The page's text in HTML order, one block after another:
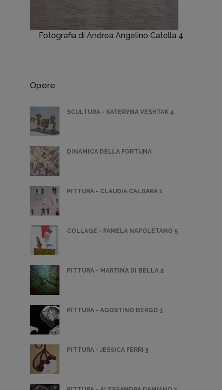
Fotografia di Andrea Angelino Catella 4
Opere
SCULTURA - KATERYNA VESHTAK 4
DINAMICA DELLA FORTUNA
PITTURA - CLAUDIA CALDARA 1
COLLAGE - PAMELA NAPOLETANO 5
PITTURA - MARTINA DI BELLA 2
PITTURA - AGOSTINO BERGO 3
PITTURA - JESSICA FERRI 3